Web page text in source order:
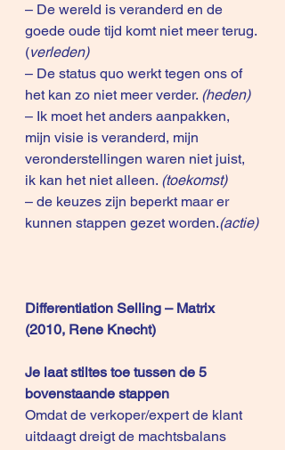
– De wereld is veranderd en de
goede oude tijd komt niet meer terug.
(verleden)
– De status quo werkt tegen ons of
het kan zo niet meer verder. (heden)
– Ik moet het anders aanpakken,
mijn visie is veranderd, mijn
veronderstellingen waren niet juist,
ik kan het niet alleen. (toekomst)
– de keuzes zijn beperkt maar er
kunnen stappen gezet worden.(actie)
Differentiation Selling – Matrix
(2010, Rene Knecht)
Je laat stiltes toe tussen de 5
bovenstaande stappen
Omdat de verkoper/expert de klant
uitdaagt dreigt de machtsbalans